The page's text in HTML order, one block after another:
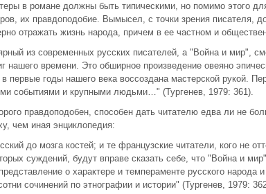
в романе должны быть типическими, но помимо этого
их правдоподобие. Вымысел, с точки зрения писателя,
отражать жизнь народа, причем в ее частном и
из современных русских писателей, а "Война и мир",
нашего времени. Это обширное произведение овеяно
первые годы нашего века воссоздана мастерской рукой.
событиями и крупными людьми…" (Тургенев, 1979: 361).
правдоподобен, способен дать читателю едва ли не
чем иная энциклопедия:
до мозга костей; и те французские читатели, кого не
суждений, будут вправе сказать себе, что "Война и
о характере и темпераменте русского народа
сочинений по этнографии и истории" (Тургенев, 1979: